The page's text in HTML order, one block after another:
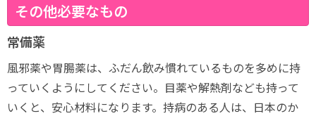
その他必要なもの
常備薬
風邪薬や胃腸薬は、ふだん飲み慣れているものを多めに持
っていくようにしてください。目薬や解熱剤なども持って
いくと、安心材料になります。持病のある人は、日本のか